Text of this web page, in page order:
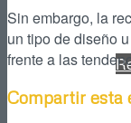
Sin embargo, la
un tipo de diseño
frente a las
Compartir esta